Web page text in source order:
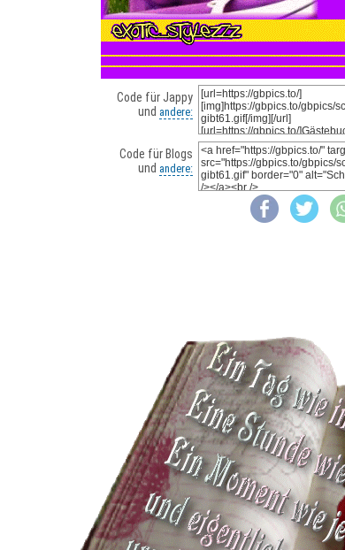
Code für Jappy
und andere:
Code für Blogs
und andere: